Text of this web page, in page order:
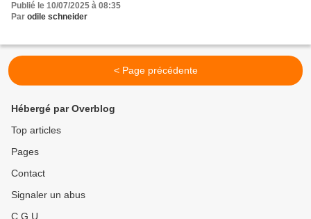
Publié le 10/07/2025 à 08:35
Par odile schneider
< Page précédente
Hébergé par Overblog
Top articles
Pages
Contact
Signaler un abus
C.G.U.